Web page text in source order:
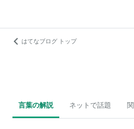
はてなブログ トップ
言葉の解説 ネットで話題